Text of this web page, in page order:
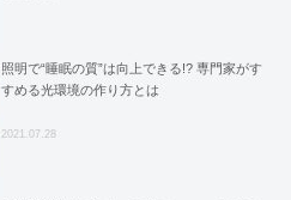
照明で“睡眠の質”は向上できる!? 専門家がす
すめる光環境の作り方とは
2021.07.28